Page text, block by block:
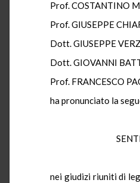
Prof. COSTANTINO
Prof. GIUSEPPE
Dott. GIUSEPPE
Dott. GIOVANNI
Prof. FRANCESCO
ha pronunciato la
nei giudizi riuniti di